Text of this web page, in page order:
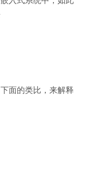
面的类比，来解释